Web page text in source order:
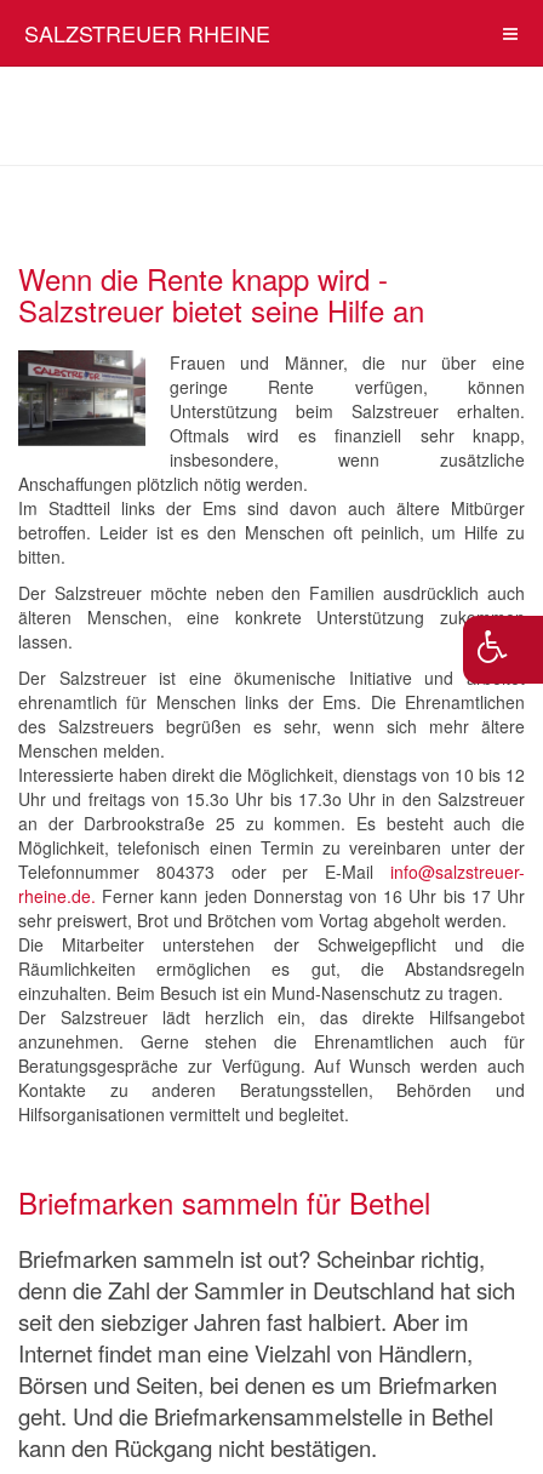
SALZSTREUER RHEINE
Wenn die Rente knapp wird -
Salzstreuer bietet seine Hilfe an
Frauen und Männer, die nur über eine
geringe Rente verfügen, können
Unterstützung beim Salzstreuer erhalten.
Oftmals wird es finanziell sehr knapp,
insbesondere, wenn zusätzliche
Anschaffungen plötzlich nötig werden.
Im Stadtteil links der Ems sind davon auch ältere Mitbürger
betroffen. Leider ist es den Menschen oft peinlich, um Hilfe zu
bitten.
Der Salzstreuer möchte neben den Familien ausdrücklich auch
älteren Menschen, eine konkrete Unterstützung zukommen
lassen.
Der Salzstreuer ist eine ökumenische Initiative und arbeitet
ehrenamtlich für Menschen links der Ems. Die Ehrenamtlichen
des Salzstreuers begrüßen es sehr, wenn sich mehr ältere
Menschen melden.
Interessierte haben direkt die Möglichkeit, dienstags von 10 bis 12
Uhr und freitags von 15.3o Uhr bis 17.3o Uhr in den Salzstreuer
an der Darbrookstraße 25 zu kommen. Es besteht auch die
Möglichkeit, telefonisch einen Termin zu vereinbaren unter der
Telefonnummer 804373 oder per E-Mail info@salzstreuer-
rheine.de. Ferner kann jeden Donnerstag von 16 Uhr bis 17 Uhr
sehr preiswert, Brot und Brötchen vom Vortag abgeholt werden.
Die Mitarbeiter unterstehen der Schweigepflicht und die
Räumlichkeiten ermöglichen es gut, die Abstandsregeln
einzuhalten. Beim Besuch ist ein Mund-Nasenschutz zu tragen.
Der Salzstreuer lädt herzlich ein, das direkte Hilfsangebot
anzunehmen. Gerne stehen die Ehrenamtlichen auch für
Beratungsgespräche zur Verfügung. Auf Wunsch werden auch
Kontakte zu anderen Beratungsstellen, Behörden und
Hilfsorganisationen vermittelt und begleitet.
Briefmarken sammeln für Bethel
Briefmarken sammeln ist out? Scheinbar richtig,
denn die Zahl der Sammler in Deutschland hat sich
seit den siebziger Jahren fast halbiert. Aber im
Internet findet man eine Vielzahl von Händlern,
Börsen und Seiten, bei denen es um Briefmarken
geht. Und die Briefmarkensammelstelle in Bethel
kann den Rückgang nicht bestätigen.